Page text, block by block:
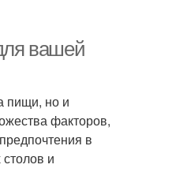
вашей
пищи, но и
факторов,
в
и